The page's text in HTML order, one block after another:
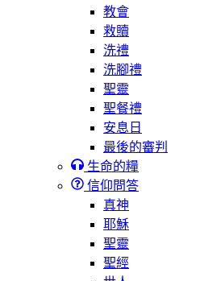
教會
救贖
洗禮
洗腳禮
聖靈
聖餐禮
安息日
最後的審判
生命的糧
信仰問答
真神
耶穌
聖靈
聖經